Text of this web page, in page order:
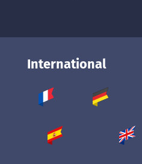
International